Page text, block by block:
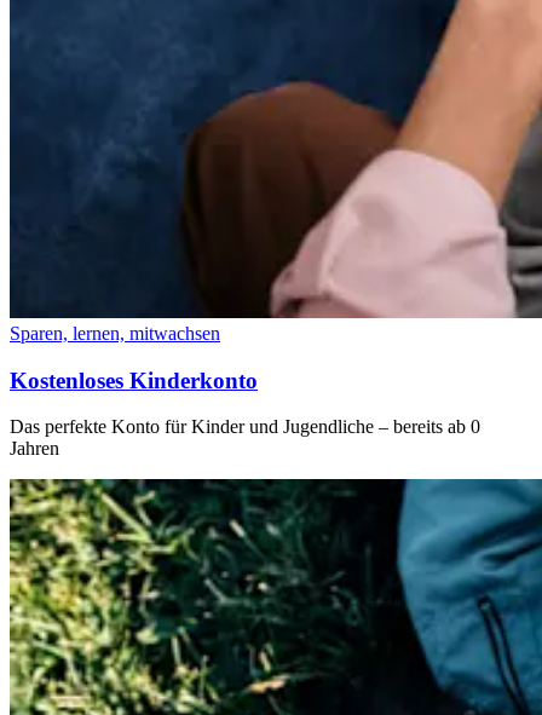
Sparen, lernen, mitwachsen
Kostenloses Kinderkonto
Das perfekte Konto für Kinder und Jugendliche – bereits ab 0
Jahren